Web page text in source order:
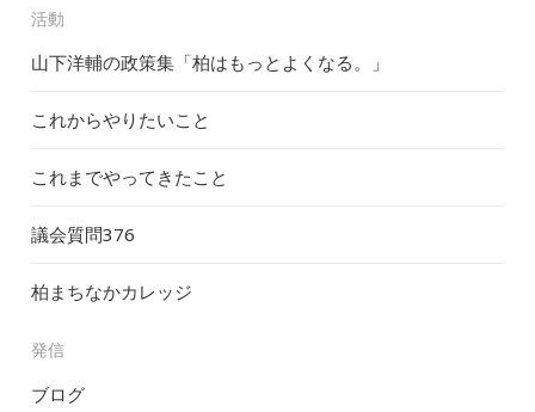
活動
山下洋輔の政策集「柏はもっとよくなる。」
これからやりたいこと
これまでやってきたこと
議会質問376
柏まちなかカレッジ
発信
ブログ